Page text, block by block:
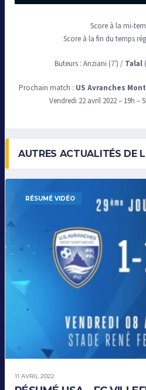
Score à la mi-
Score à la fin du temps
Buteurs : Anziani (7′) / Talal
Prochain match : US Avranches
Vendredi 22 avril 2022 – 19h –
AUTRES ACTUALITÉS DE
RÉSUMÉ VIDÉO
11 AVRIL 2022